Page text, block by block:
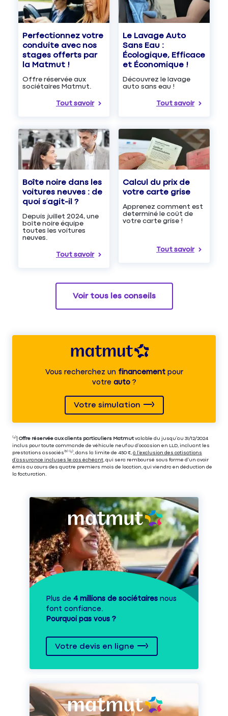
Perfectionnez votre
conduite avec nos
stages offerts par
la Matmut !
Offre réservée aux
sociétaires Matmut.
Tout savoir
Le Lavage Auto
Sans Eau :
Écologique, Efficace
et Économique !
Découvrez le lavage
auto sans eau !
Tout savoir
Boîte noire dans les
voitures neuves : de
quoi s’agit-il ?
Depuis juillet 2024, une
boîte noire équipe
toutes les voitures
neuves.
Tout savoir
Calcul du prix de
votre carte grise
Apprenez comment est
determiné le coût de
votre carte grise !
Tout savoir
Voir tous les conseils
Vous recherchez unfinancementpour
votre auto?
Votre simulation
⁽⁴⁾| Offre réservée aux clients particuliers Matmut valable du jusqu’au 31/12/2024
inclus pour toute commande de véhicule neuf ou d’occasion en LLD, incluant les
prestations associés⁽³⁾ ⁽⁵⁾, dans la limite de 450 €, à l’exclusion des cotisations
d’assurance incluses le cas échéant , qui sera remboursé sous forme d’un avoir
émis au cours des quatre premiers mois de location, qui viendra en déduction de
la facturation.
Plus de 4 millions de sociétaires nous
font confiance.
Pourquoi pas vous ?
Votre devis en ligne